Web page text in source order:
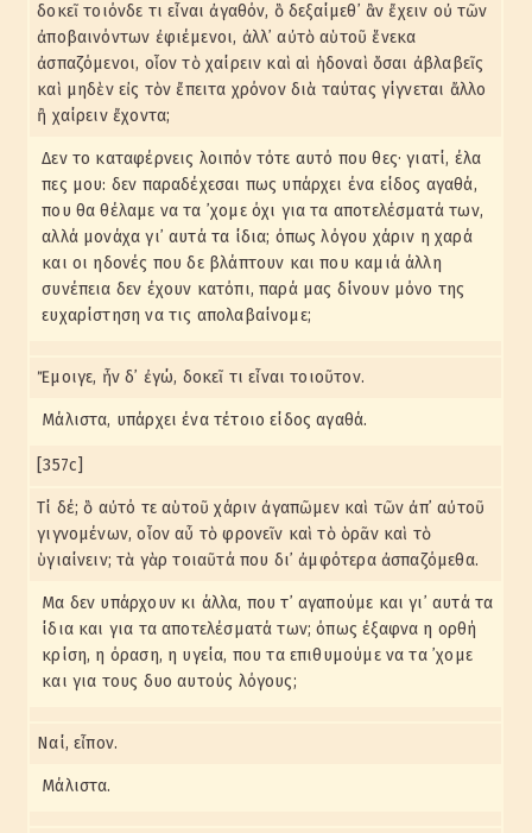
δοκεῖ τοιόνδε τι εἶναι ἀγαθόν, ὃ δεξαίμεθ᾽ ἂν ἔχειν οὐ τῶν
ἀποβαινόντων ἐφιέμενοι, ἀλλ᾽ αὐτὸ αὑτοῦ ἕνεκα
ἀσπαζόμενοι, οἷον τὸ χαίρειν καὶ αἱ ἡδοναὶ ὅσαι ἀβλαβεῖς
καὶ μηδὲν εἰς τὸν ἔπειτα χρόνον διὰ ταύτας γίγνεται ἄλλο
ἢ χαίρειν ἔχοντα;
Δεν το καταφέρνεις λοιπόν τότε αυτό που θες· γιατί, έλα
πες μου: δεν παραδέχεσαι πως υπάρχει ένα είδος αγαθά,
που θα θέλαμε να τα ᾽χομε όχι για τα αποτελέσματά των,
αλλά μονάχα γι᾽ αυτά τα ίδια; όπως λόγου χάριν η χαρά
και οι ηδονές που δε βλάπτουν και που καμιά άλλη
συνέπεια δεν έχουν κατόπι, παρά μας δίνουν μόνο της
ευχαρίστηση να τις απολαβαίνομε;
Ἔμοιγε, ἦν δ᾽ ἐγώ, δοκεῖ τι εἶναι τοιοῦτον.
Μάλιστα, υπάρχει ένα τέτοιο είδος αγαθά.
[357c]
Τί δέ; ὃ αὐτό τε αὑτοῦ χάριν ἀγαπῶμεν καὶ τῶν ἀπ᾽ αὐτοῦ
γιγνομένων, οἷον αὖ τὸ φρονεῖν καὶ τὸ ὁρᾶν καὶ τὸ
ὑγιαίνειν; τὰ γὰρ τοιαῦτά που δι᾽ ἀμφότερα ἀσπαζόμεθα.
Μα δεν υπάρχουν κι άλλα, που τ᾽ αγαπούμε και γι᾽ αυτά τα
ίδια και για τα αποτελέσματά των; όπως έξαφνα η ορθή
κρίση, η όραση, η υγεία, που τα επιθυμούμε να τα ᾽χομε
και για τους δυο αυτούς λόγους;
Ναί, εἶπον.
Μάλιστα.